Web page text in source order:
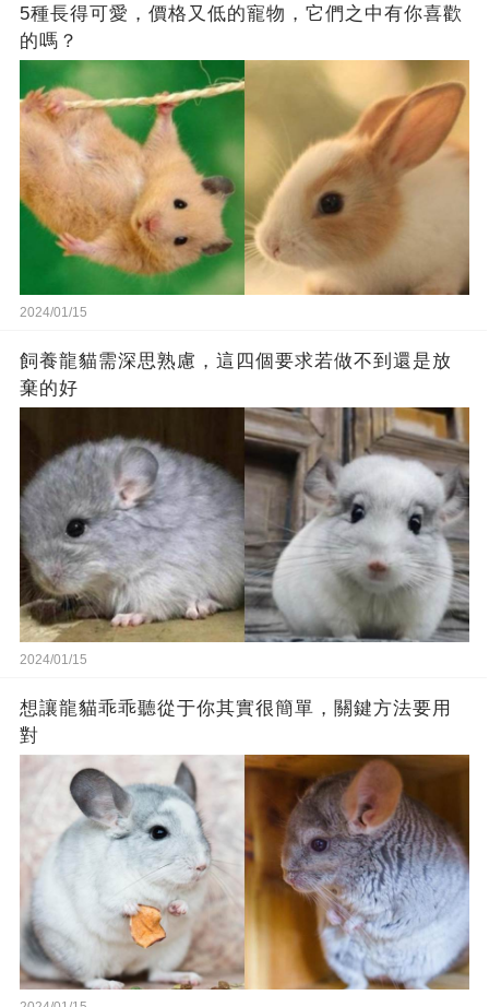
5種長得可愛，價格又低的寵物，它們之中有你喜歡
的嗎？
2024/01/15
飼養龍貓需深思熟慮，這四個要求若做不到還是放
棄的好
2024/01/15
想讓龍貓乖乖聽從于你其實很簡單，關鍵方法要用
對